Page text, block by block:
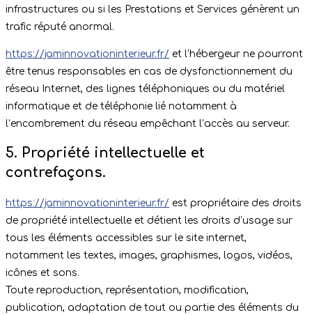
infrastructures ou si les Prestations et Services génèrent un
trafic réputé anormal.
https://jaminnovationinterieur.fr/ et l’hébergeur ne pourront
être tenus responsables en cas de dysfonctionnement du
réseau Internet, des lignes téléphoniques ou du matériel
informatique et de téléphonie lié notamment à
l’encombrement du réseau empêchant l’accès au serveur.
5. Propriété intellectuelle et
contrefaçons.
https://jaminnovationinterieur.fr/ est propriétaire des droits
de propriété intellectuelle et détient les droits d’usage sur
tous les éléments accessibles sur le site internet,
notamment les textes, images, graphismes, logos, vidéos,
icônes et sons.
Toute reproduction, représentation, modification,
publication, adaptation de tout ou partie des éléments du